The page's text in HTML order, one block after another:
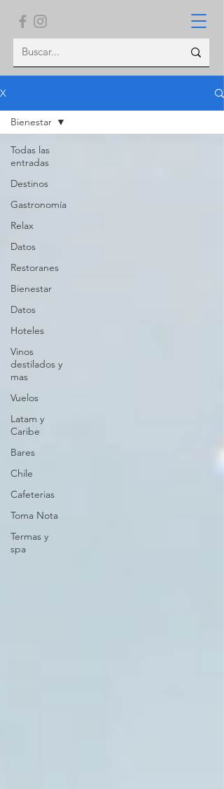
X
Todas las
entradas
Destinos
Gastronomía
Relax
Datos
Restoranes
Bienestar
Datos
Hoteles
Vinos
destilados y
mas
Vuelos
Latam y
Caribe
Bares
Chile
Cafeterias
Toma Nota
Termas y
spa
Bienestar